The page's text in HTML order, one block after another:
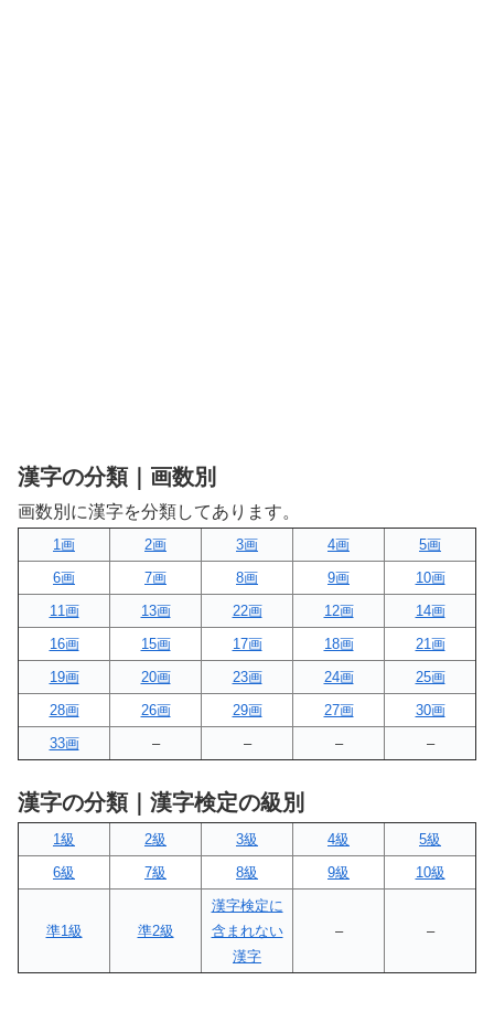
漢字の分類｜画数別
画数別に漢字を分類してあります。
1画 2画 3画 4画
5画
6画
7画 8画 9画
10画
11画
13画 22画 12画
14画
16画
15画 17画 18画
21画
19画
20画 23画 24画
25画
28画
26画 29画 27画
30画
33画
– – – –
漢字の分類｜漢字検定の級別
1級 2級 3級 4級
5級
6級
7級 8級 9級 10級
準1級 準2級
漢字検定に
含まれない
漢字
– –